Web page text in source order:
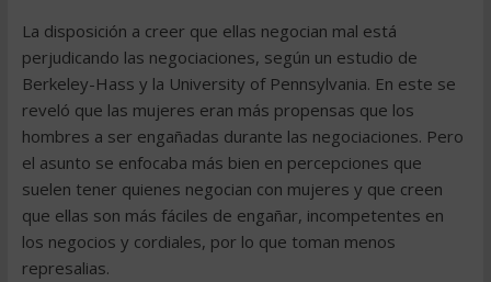
La disposición a creer que ellas negocian mal está
perjudicando las negociaciones, según un estudio de
Berkeley-Hass y la University of Pennsylvania. En este se
reveló que las mujeres eran más propensas que los
hombres a ser engañadas durante las negociaciones. Pero
el asunto se enfocaba más bien en percepciones que
suelen tener quienes negocian con mujeres y que creen
que ellas son más fáciles de engañar, incompetentes en
los negocios y cordiales, por lo que toman menos
represalias.